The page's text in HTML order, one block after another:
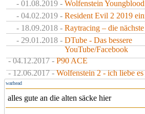
- 01.08.2019 - Wolfenstein Youngblood
- 04.02.2019 - Resident Evil 2 2019
- 18.09.2018 - Raytracing – die
- 29.01.2018 - DTube - Das bessere
YouTube/Facebook
- 04.12.2017 - P90 ACE
- 12.06.2017 - Wolfenstein 2 - ich liebe
warhead
alles gute an die alten säcke hier